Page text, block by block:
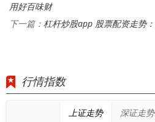
用好百味财
下一篇： 杠杆炒股app 股票配资走势
行情指数
上证走势 深证走势